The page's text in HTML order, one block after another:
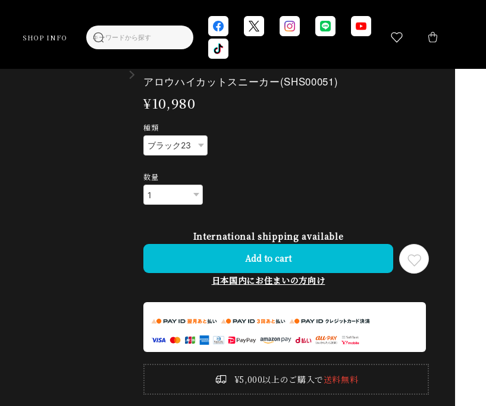
SHOP INFO
アロウハイカットスニーカー(SHS00051)
¥10,980
種類
数量
International shipping available
Add to cart
日本国内にお住まいの方向け
¥5,000以上のご購入で送料無料